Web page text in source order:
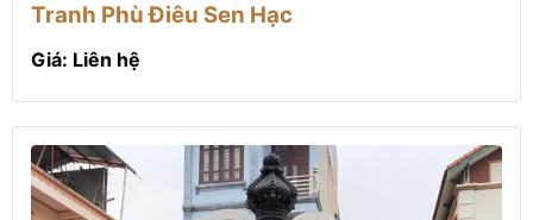
Tranh Phù Điêu Sen Hạc
Giá: Liên hệ